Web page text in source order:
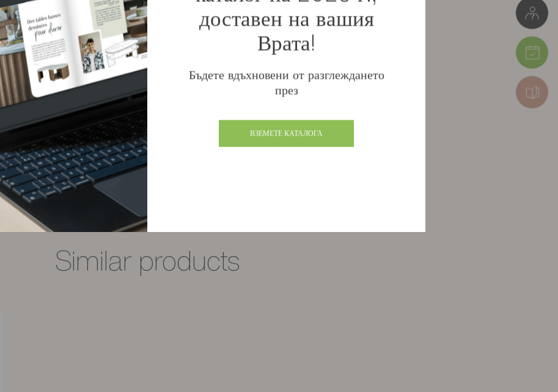
Размери W. 152/180 cm * З. 100 СМ * D. 206 cm
Размери на пакета
Пакет 1: 24 x 16 x 159 cm (23 kg )
Пакет 2: 51 x 11 x 189 cm (43 kg )
Пакет 3: 19 x 11 x 209 cm (23 kg )
Mervent storage drawer
Налични са няколко завършвания
Similar products
доставен на вашия
Врата!
Бъдете вдъхновени от разглеждането
през
ВЗЕМЕТЕ КАТАЛОГА